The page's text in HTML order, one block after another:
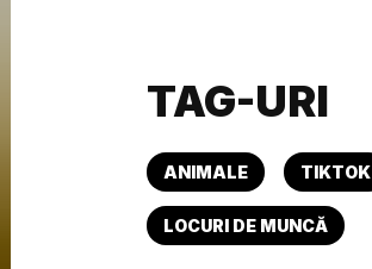
TAG-URI
ANIMALE TIKTOK
LOCURI DE MUNCĂ